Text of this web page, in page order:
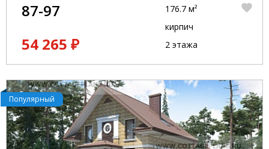
87-97
54 265 ₽
176.7 м²
кирпич
2 этажа
Популярный